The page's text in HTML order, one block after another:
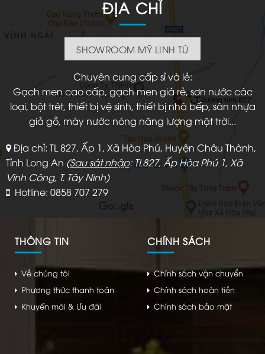
ĐỊA CHỈ
SHOWROOM MỸ LINH TÚ
Chuyên cung cấp sỉ và lẻ:
Gạch men cao cấp, gạch men giá rẻ, sơn nước các
loại, bột trét, thiết bị vệ sinh, thiết bị nhà bếp, sàn nhựa
giả gỗ, máy nước nóng năng lượng mặt trời...
Địa chỉ: TL 827, Ấp 1, Xã Hòa Phú, Huyện Châu Thành,
Tỉnh Long An (Sau sát nhập: TL827, Ấp Hòa Phú 1, Xã
Vĩnh Công, T. Tây Ninh)
Hotline: 0858 707 279
THÔNG TIN
Về chúng tôi
Phương thức thanh toán
Khuyến mãi & Ưu đãi
CHÍNH SÁCH
Chính sách vận chuyển
Chính sách hoàn tiền
Chính sách bảo mật